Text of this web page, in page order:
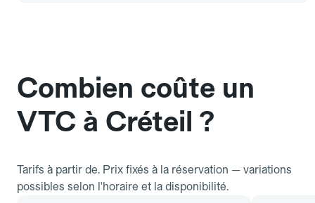
Combien coûte un
VTC à Créteil ?
Tarifs à partir de. Prix fixés à la réservation — variations
possibles selon l'horaire et la disponibilité.